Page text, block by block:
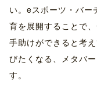
い。eスポーツ・バー
育を展開することで
手助けができると考
びたくなる、メタバ
す。